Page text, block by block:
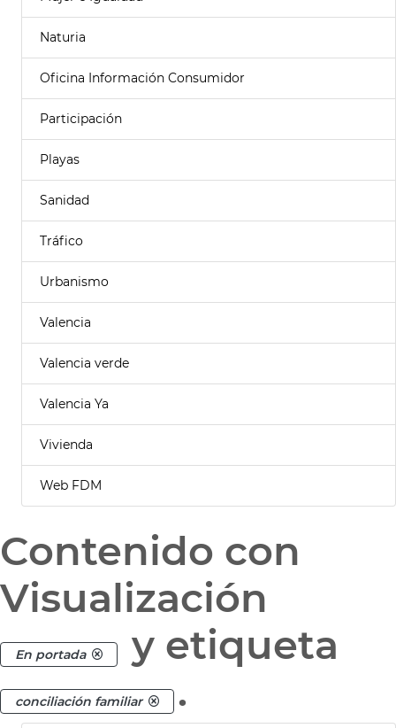
Naturia
Oficina Información Consumidor
Participación
Playas
Sanidad
Tráfico
Urbanismo
Valencia
Valencia verde
Valencia Ya
Vivienda
Web FDM
Contenido con
Visualización
En portada y etiqueta
conciliación familiar .